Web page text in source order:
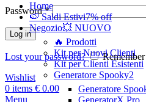
Password*
Log in
Lost your password?
Wishlist
0 items € 0.00
Menu
Home
🍉 Saldi Estivi7% off
Negozio💥 NUOVO
🔥 Prodotti
Kit per Nuovi Clienti
Kit per Clienti Esistenti
Generatore Spooky2
Generatore
GeneratorX Pro